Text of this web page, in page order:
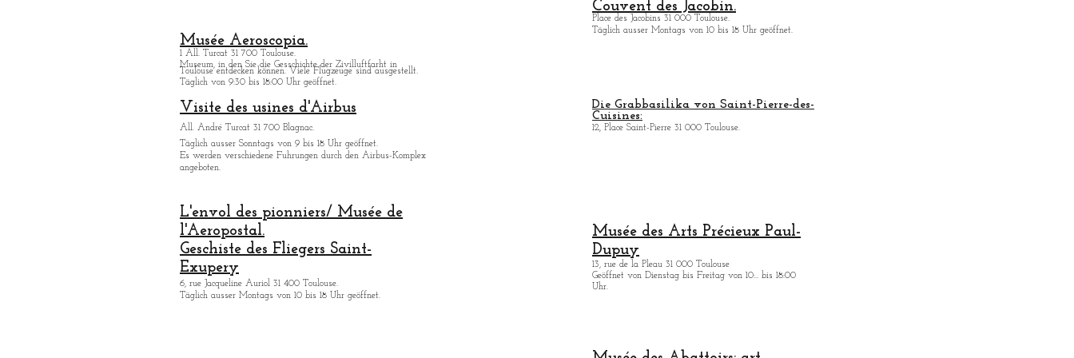
Couvent des Jacobin.
Place des Jacobins 31 000 Toulouse.
Täglich ausser Montags von 10 bis 18 Uhr geöffnet.
Musée Aeroscopia.
1 All. Turcat 31 700 Toulouse.
Museum, in den Sie die Gesschichte der Zivilluftfarht in
Toulouse entdecken können. Viele Flugzeuge sind ausgestellt.
Täglich von 9:30 bis 18:00 Uhr geöffnet.
Visite des usines d'Airbus
All. André Turcat 31 700 Blagnac.
Täglich ausser Sonntags von 9 bis 18 Uhr geöffnet.
Es werden verschiedene Fuhrungen durch den Airbus-Komplex
angeboten.
L'envol des pionniers/ Musée de
l'Aeropostal.
Geschiste des Fliegers Saint-
Exupery
6, rue Jacqueline Auriol 31 400 Toulouse.
Täglich ausser Montags von 10 bis 18 Uhr geöffnet.
Die Grabbasilika von Saint-Pierre-des-
Cuisines:
12, Place Saint-Pierre 31 000 Toulouse.
Musée des Arts Précieux Paul-
Dupuy
13, rue de la Pleau 31 000 Toulouse
Geöffnet von Dienstag bis Freitag von 10:.. bis 18:00
Uhr.